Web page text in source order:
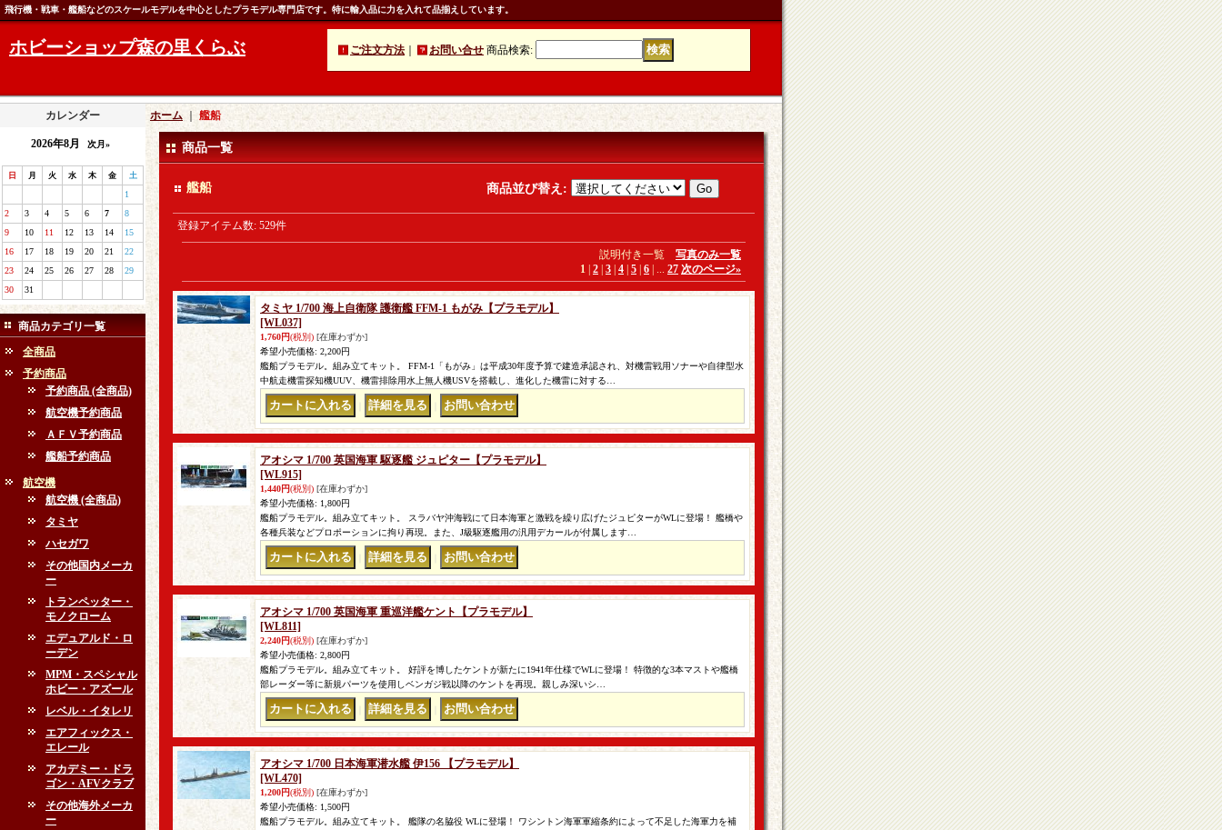
飛行機・戦車・艦船などのスケールモデルを中心としたプラモデル専門店です。特に輸入品に力を入れて品揃えしています。
ホビーショップ森の里くらぶ ご注文方法 お問い合せ 商品検索:
カレンダー
2026年8月 次月»
日 月 火 水 木 金 土
1
2
3 4 5 6 7
8
9
10 11 12 13 14
15
16
17 18 19 20 21
22
23
24 25 26 27 28
29
30
31
商品カテゴリ一覧
全商品
予約商品
予約商品 (全商品)
航空機予約商品
ＡＦＶ予約商品
艦船予約商品
航空機
航空機 (全商品)
タミヤ
ハセガワ
その他国内メーカ
ー
トランペッター・
モノクローム
エデュアルド・ロ
ーデン
MPM・スペシャル
ホビー・アズール
レベル・イタレリ
エアフィックス・
エレール
アカデミー・ドラ
ゴン・AFVクラブ
その他海外メーカ
ー
ホーム 艦船
商品一覧
艦船 商品並び替え :
登録アイテム数: 529件
説明付き一覧 写真のみ一覧
1 2 3 4 5 6 ... 27 次のページ»
タミヤ 1/700 海上自衛隊 護衛艦 FFM-1 もがみ【プラモデル】
[WL037]
1,760円(税別) [在庫わずか]
希望小売価格: 2,200円
艦船プラモデル。組み立てキット。 FFM-1「もがみ」は平成30年度予算で建造承認され、対機雷戦用ソナーや自律型水
中航走機雷探知機UUV、機雷排除用水上無人機USVを搭載し、進化した機雷に対する…
アオシマ 1/700 英国海軍 駆逐艦 ジュピター【プラモデル】
[WL915]
1,440円(税別) [在庫わずか]
希望小売価格: 1,800円
艦船プラモデル。組み立てキット。 スラバヤ沖海戦にて日本海軍と激戦を繰り広げたジュピターがWLに登場！ 艦橋や
各種兵装などプロポーションに拘り再現。また、J級駆逐艦用の汎用デカールが付属します…
アオシマ 1/700 英国海軍 重巡洋艦ケント【プラモデル】
[WL811]
2,240円(税別) [在庫わずか]
希望小売価格: 2,800円
艦船プラモデル。組み立てキット。 好評を博したケントが新たに1941年仕様でWLに登場！ 特徴的な3本マストや艦橋
部レーダー等に新規パーツを使用しベンガジ戦以降のケントを再現。親しみ深いシ…
アオシマ 1/700 日本海軍潜水艦 伊156 【プラモデル】
[WL470]
1,200円(税別) [在庫わずか]
希望小売価格: 1,500円
艦船プラモデル。組み立てキット。 艦隊の名脇役 WLに登場！ ワシントン海軍軍縮条約によって不足した海軍力を補